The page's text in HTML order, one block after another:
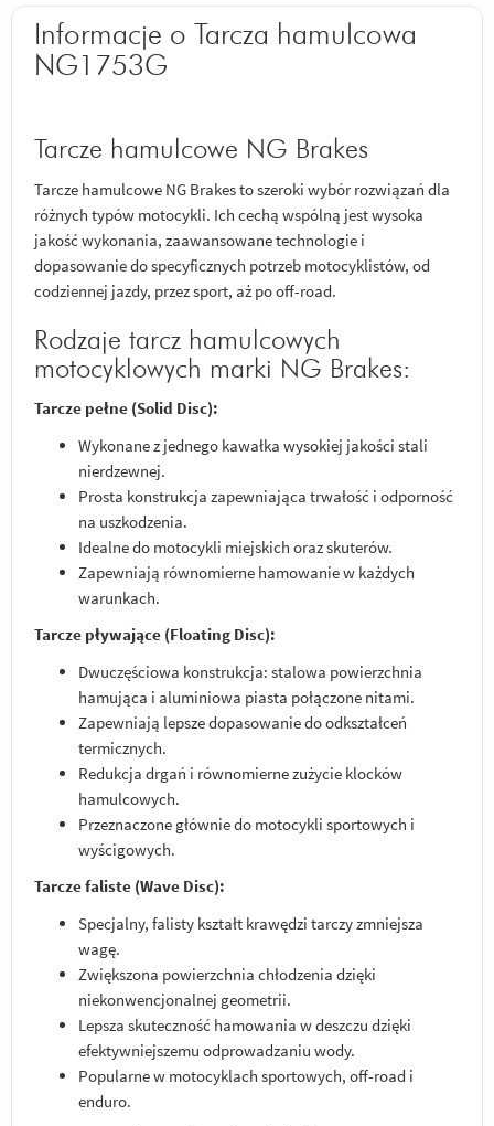
Informacje o Tarcza hamulcowa
NG1753G
Tarcze hamulcowe NG Brakes
Tarcze hamulcowe NG Brakes to szeroki wybór rozwiązań dla
różnych typów motocykli. Ich cechą wspólną jest wysoka
jakość wykonania, zaawansowane technologie i
dopasowanie do specyficznych potrzeb motocyklistów, od
codziennej jazdy, przez sport, aż po off-road.
Rodzaje tarcz hamulcowych
motocyklowych marki NG Brakes:
Tarcze pełne (Solid Disc):
Wykonane z jednego kawałka wysokiej jakości stali
nierdzewnej.
Prosta konstrukcja zapewniająca trwałość i odporność
na uszkodzenia.
Idealne do motocykli miejskich oraz skuterów.
Zapewniają równomierne hamowanie w każdych
warunkach.
Tarcze pływające (Floating Disc):
Dwuczęściowa konstrukcja: stalowa powierzchnia
hamująca i aluminiowa piasta połączone nitami.
Zapewniają lepsze dopasowanie do odkształceń
termicznych.
Redukcja drgań i równomierne zużycie klocków
hamulcowych.
Przeznaczone głównie do motocykli sportowych i
wyścigowych.
Tarcze faliste (Wave Disc):
Specjalny, falisty kształt krawędzi tarczy zmniejsza
wagę.
Zwiększona powierzchnia chłodzenia dzięki
niekonwencjonalnej geometrii.
Lepsza skuteczność hamowania w deszczu dzięki
efektywniejszemu odprowadzaniu wody.
Popularne w motocyklach sportowych, off-road i
enduro.